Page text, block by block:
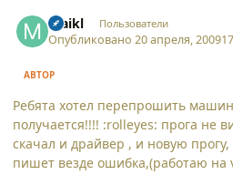
maikl Пользователи
Опубликовано20 апреля, 2009
АВТОР
Ребята хотел перепрошить
получается!!!! :rolleyes: прога не
скачал и драйвер , и новую
пишет везде ошибка,(работаю на